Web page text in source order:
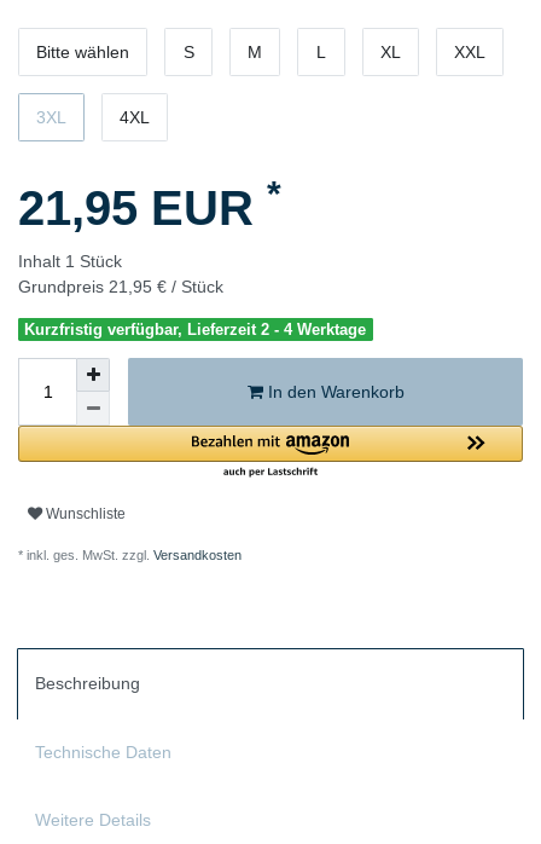
Bitte wählen S M L XL XXL
3XL 4XL
21,95 EUR *
Inhalt 1 Stück
Grundpreis 21,95 € / Stück
Kurzfristig verfügbar, Lieferzeit 2 - 4 Werktage
In den Warenkorb
Wunschliste
* inkl. ges. MwSt. zzgl. Versandkosten
Beschreibung
Technische Daten
Weitere Details